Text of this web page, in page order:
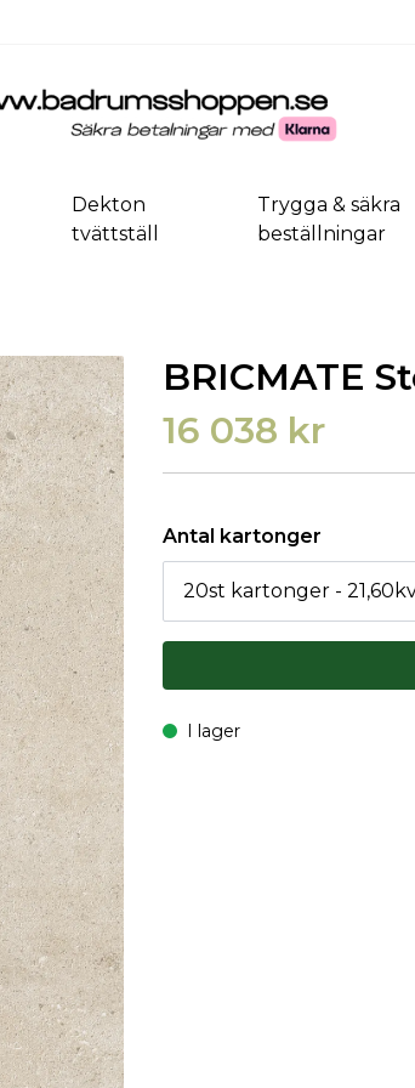
Dekton
tvättställ
Trygga & säkra
beställningar
BRICMATE
16 038 kr
Antal kartonger
I lager